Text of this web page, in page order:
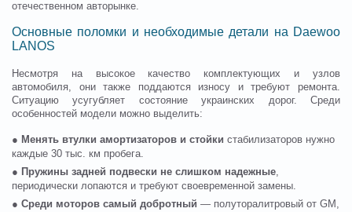
отечественном авторынке.
Основные поломки и необходимые детали на Daewoo
LANOS
Несмотря на высокое качество комплектующих и узлов
автомобиля, они также поддаются износу и требуют ремонта.
Ситуацию усугубляет состояние украинских дорог. Среди
особенностей модели можно выделить:
● Менять втулки амортизаторов и стойки стабилизаторов нужно
каждые 30 тыс. км пробега.
● Пружины задней подвески не слишком надежные,
периодически лопаются и требуют своевременной замены.
● Среди моторов самый добротный — полуторалитровый от GM,